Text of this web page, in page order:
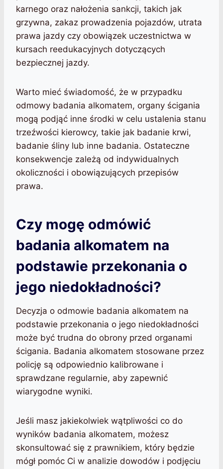
karnego oraz nałożenia sankcji, takich jak
grzywna, zakaz prowadzenia pojazdów, utrata
prawa jazdy czy obowiązek uczestnictwa w
kursach reedukacyjnych dotyczących
bezpiecznej jazdy.
Warto mieć świadomość, że w przypadku
odmowy badania alkomatem, organy ścigania
mogą podjąć inne środki w celu ustalenia stanu
trzeźwości kierowcy, takie jak badanie krwi,
badanie śliny lub inne badania. Ostateczne
konsekwencje zależą od indywidualnych
okoliczności i obowiązujących przepisów
prawa.
Czy mogę odmówić
badania alkomatem na
podstawie przekonania o
jego niedokładności?
Decyzja o odmowie badania alkomatem na
podstawie przekonania o jego niedokładności
może być trudna do obrony przed organami
ścigania. Badania alkomatem stosowane przez
policję są odpowiednio kalibrowane i
sprawdzane regularnie, aby zapewnić
wiarygodne wyniki.
Jeśli masz jakiekolwiek wątpliwości co do
wyników badania alkomatem, możesz
skonsultować się z prawnikiem, który będzie
mógł pomóc Ci w analizie dowodów i podjęciu